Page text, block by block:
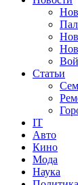
Статьи
IT
Авто
Кино
Мода
Наука